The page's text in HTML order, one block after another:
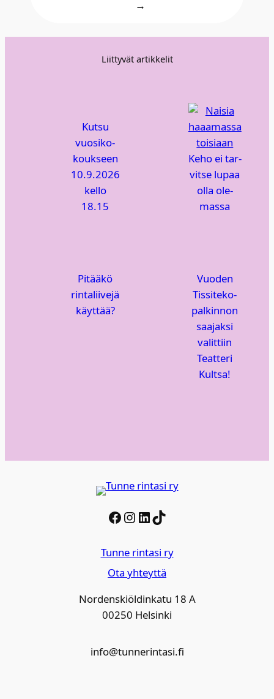
→
Liittyvät artikkelit
Kut­su
vuo­si­ko­
kouk­seen
10.9.2026
kel­lo
18.15
Keho ei tar­
vit­se lupaa
olla ole­
mas­sa
Pitää­kö
rin­ta­lii­ve­jä
käyt­tää?
Vuo­den
Tis­si­te­ko-
pal­kin­non
saa­jak­si
valit­tiin
Teat­te­ri
Kult­sa!
Facebook
Instagram
LinkedIn
TikTok
Tunne rintasi ry
Ota yhteyttä
Nordenskiöldinkatu 18 A
00250 Helsinki
info@tunnerintasi.fi